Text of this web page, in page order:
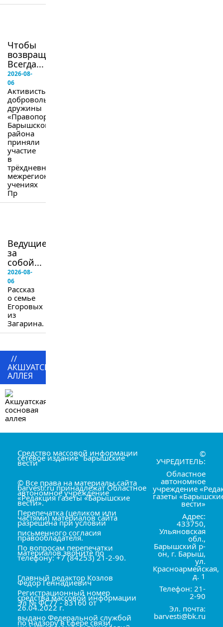
Чтобы
возвращались.
Всегда...
2026-08-
06
Активисты
добровольной
дружины
«Правопорядок»
Барышского
района
приняли
участие
в
трёхдневных
межрегиональных
учениях
Пр
Ведущие
за
собой...
2026-08-
06
Рассказ
о семье
Егоровых
из
Загарина.
//
АКШУАТСКАЯ
АЛЛЕЯ
Средство массовой информации
сетевое издание "Барышские
вести"
© Все права на материалы сайта
barvesti.ru принадлежат Областное
автономное учреждение
«Редакция газеты «Барышские
вести».
Перепечатка (целиком или
частями) материалов сайта
разрешена при условии
письменного согласия
правообладателя.
По вопросам перепечатки
материалов звоните по
телефону: +7 (84253) 21-2-90.
Главный редактор Козлов
Фёдор Геннадиевич
Регистрационный номер
средства массовой информации
Эл № ФС77 - 83160 от
26.04.2022 г.
выдано Федеральной службой
по надзору в сфере связи,
©
УЧРЕДИТЕЛЬ:
Областное
автономное
учреждение
газеты
вести»
Адрес:
433750,
Ульяновская
обл.,
Барышский р-
он, г. Барыш,
ул.
Красноармейская,
д. 1
Телефон: 21-
2-90
Эл. почта:
barvesti@bk.ru